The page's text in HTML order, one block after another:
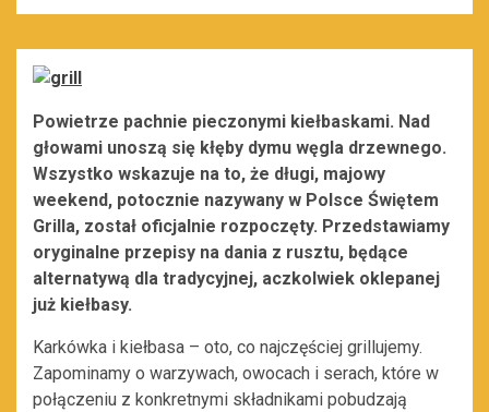
Powietrze pachnie pieczonymi kiełbaskami. Nad
głowami unoszą się kłęby dymu węgla drzewnego.
Wszystko wskazuje na to, że długi, majowy
weekend, potocznie nazywany w Polsce Świętem
Grilla, został oficjalnie rozpoczęty. Przedstawiamy
oryginalne przepisy na dania z rusztu, będące
alternatywą dla tradycyjnej, aczkolwiek oklepanej
już kiełbasy.
Karkówka i kiełbasa – oto, co najczęściej grillujemy.
Zapominamy o warzywach, owocach i serach, które w
połączeniu z konkretnymi składnikami pobudzają